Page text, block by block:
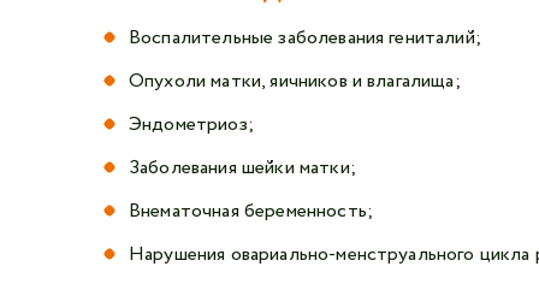
Воспалительные заболевания гениталий;
Опухоли матки, яичников и влагалища;
Эндометриоз;
Заболевания шейки матки;
Внематочная беременность;
Нарушения овариально-менструального цикла